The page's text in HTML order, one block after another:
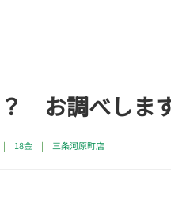
？ お調べし
| 18金 | 三条河原町店